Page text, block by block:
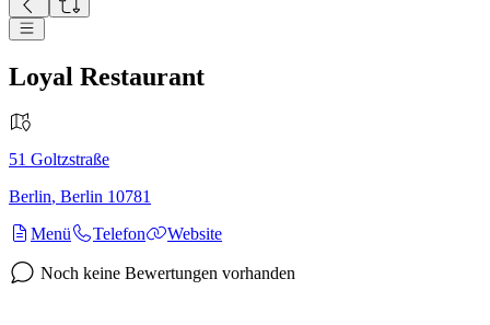
Loyal Restaurant
51 Goltzstraße
Berlin, Berlin 10781
Menü
Telefon Website
Noch keine Bewertungen vorhanden